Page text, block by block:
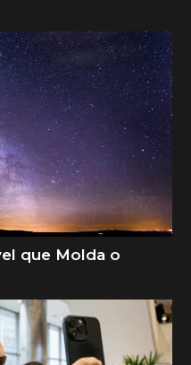
que Molda o